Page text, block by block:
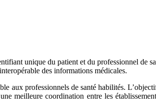
unique du patient et du professionnel de
des informations médicales.
aux professionnels de santé habilités.
meilleure coordination entre les